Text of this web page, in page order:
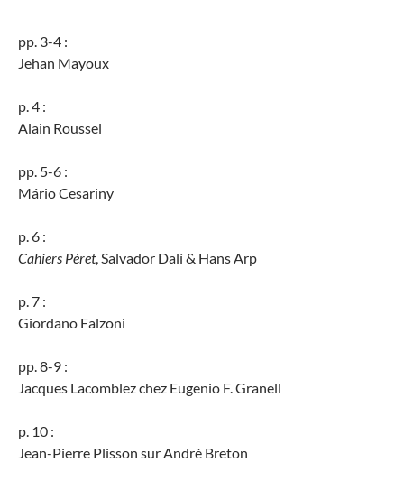
pp. 3-4 :
Jehan Mayoux
p. 4 :
Alain Roussel
pp. 5-6 :
Mário Cesariny
p. 6 :
Cahiers Péret, Salvador Dalí & Hans Arp
p. 7 :
Giordano Falzoni
pp. 8-9 :
Jacques Lacomblez chez Eugenio F. Granell
p. 10 :
Jean-Pierre Plisson sur André Breton